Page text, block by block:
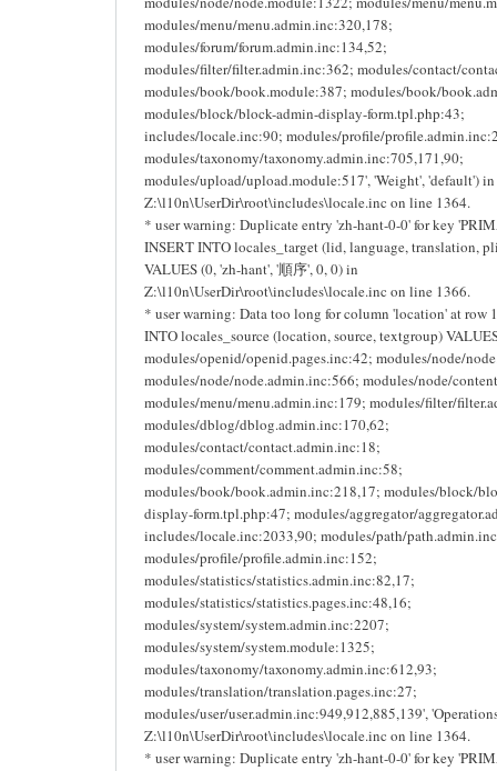
modules/menu/menu.admin.inc:320,178;
modules/forum/forum.admin.inc:134,52;
modules/filter/filter.admin.inc:362; modules/contact/
modules/book/book.module:387; modules/book/
modules/block/block-admin-display-form.tpl.php:43;
includes/locale.inc:90; modules/profile/
modules/taxonomy/taxonomy.admin.inc:705,171,90;
modules/upload/upload.module:517', 'Weight', 'default') in
Z:\l10n\UserDir\root\includes\locale.inc on line 1364.
* user warning: Duplicate entry 'zh-hant-0-0' for key
INSERT INTO locales_target (lid, language, translation,
VALUES (0, 'zh-hant', '順序', 0, 0) in
Z:\l10n\UserDir\root\includes\locale.inc on line 1366.
* user warning: Data too long for column 'location' at row
INTO locales_source (location, source, textgroup)
modules/openid/openid.pages.inc:42; modules/node/
modules/node/node.admin.inc:566; modules/node/
modules/menu/menu.admin.inc:179; modules/filter/
modules/dblog/dblog.admin.inc:170,62;
modules/contact/contact.admin.inc:18;
modules/comment/comment.admin.inc:58;
modules/book/book.admin.inc:218,17; modules/block/
display-form.tpl.php:47; modules/aggregator/
includes/locale.inc:2033,90; modules/path/
modules/profile/profile.admin.inc:152;
modules/statistics/statistics.admin.inc:82,17;
modules/statistics/statistics.pages.inc:48,16;
modules/system/system.admin.inc:2207;
modules/system/system.module:1325;
modules/taxonomy/taxonomy.admin.inc:612,93;
modules/translation/translation.pages.inc:27;
modules/user/user.admin.inc:949,912,885,139',
Z:\l10n\UserDir\root\includes\locale.inc on line 1364.
* user warning: Duplicate entry 'zh-hant-0-0' for key